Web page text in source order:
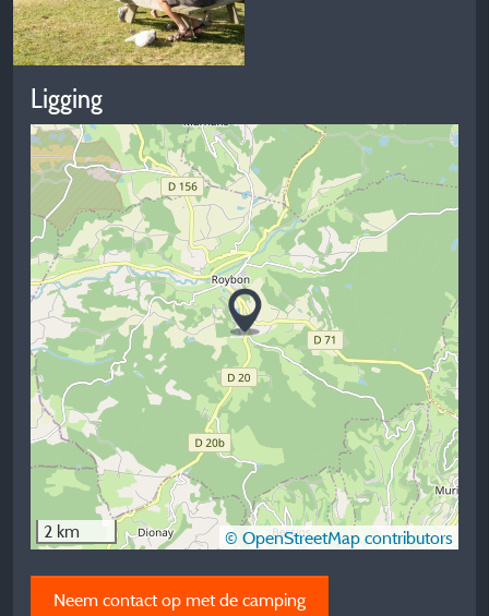
Ligging
2 km © OpenStreetMap contributors
Neem contact op met de camping